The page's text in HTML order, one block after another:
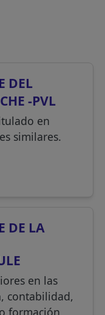
DEL
-PVL
en
similares.
DE LA
en las
contabilidad,